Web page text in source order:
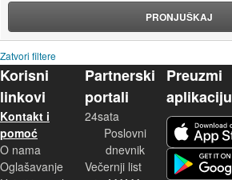
PRONJUŠKAJ
Zatvori filtere
Korisni
linkovi
Kontakt i
pomoć
O nama
Oglašavanje
Partnerski
portali
24sata
Poslovni
dnevnik
Večernji list
Preuzmi
aplikaciju